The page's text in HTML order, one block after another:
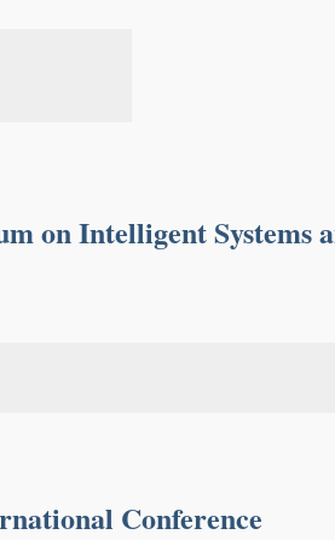
on Intelligent Systems
Conference